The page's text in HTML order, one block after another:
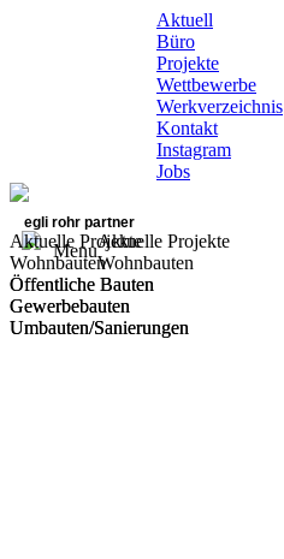
Aktuell
Büro
Projekte
Wettbewerbe
Werkverzeichnis
Kontakt
Instagram
Jobs
egli rohr partner
Menu
Aktuelle Projekte
Wohnbauten
Öffentliche Bauten
Gewerbebauten
Umbauten/Sanierungen
Aktuelle Projekte
Wohnbauten
Öffentliche Bauten
Gewerbebauten
Umbauten/Sanierungen